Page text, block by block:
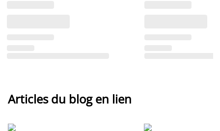
Articles du blog en lien